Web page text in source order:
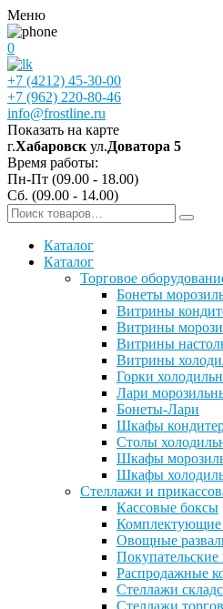
Меню
0
+7 (4212) 45-30-00
+7 (962) 220-80-46
info@frostline.ru
Показать на карте
г.Хабаровск ул.Доватора 5
Время работы:
Пн-Пт (09.00 - 18.00)
Сб. (09.00 - 14.00)
Каталог
Каталог
Торговое
Бонеты
Витрины
Витрины
Витрины
Витрины
Горки
Лари
Бонеты-Лари
Шкафы
Столы
Шкафы
Шкафы
Стеллажи и
Кассовые боксы
Комплектующие
Овощные
Распродажные
Стеллажи
Стеллажи